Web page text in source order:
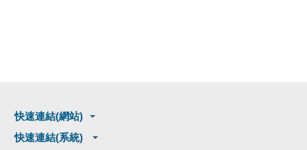
快速連結(網站)
快速連結(系統)